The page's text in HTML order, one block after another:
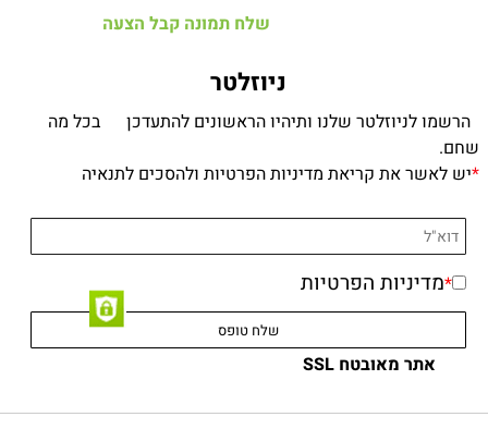
שלח תמונה קבל הצעה
ניוזלטר
הרשמו לניוזלטר שלנו ותיהיו הראשונים להתעדכן בכל מה
שחם.
*יש לאשר את קריאת מדיניות הפרטיות ולהסכים לתנאיה
*מדיניות הפרטיות
אתר מאובטח SSL